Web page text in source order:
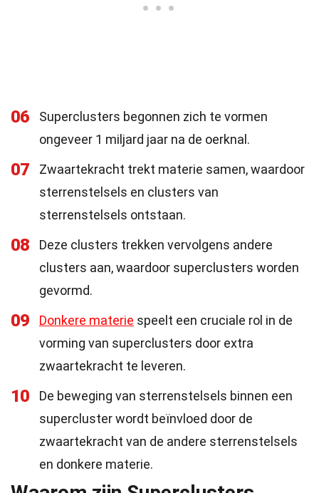
06
Superclusters begonnen zich te vormen
ongeveer 1 miljard jaar na de oerknal.
07
Zwaartekracht trekt materie samen, waardoor
sterrenstelsels en clusters van
sterrenstelsels ontstaan.
08
Deze clusters trekken vervolgens andere
clusters aan, waardoor superclusters worden
gevormd.
09 Donkere materie speelt een cruciale rol in de
vorming van superclusters door extra
zwaartekracht te leveren.
10
De beweging van sterrenstelsels binnen een
supercluster wordt beïnvloed door de
zwaartekracht van de andere sterrenstelsels
en donkere materie.